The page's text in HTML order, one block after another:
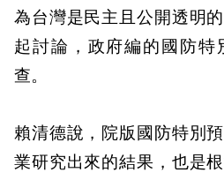
為台灣是民主且公開透明
起討論，政府編的國防特
查。
賴清德說，院版國防特別
業研究出來的結果，也是